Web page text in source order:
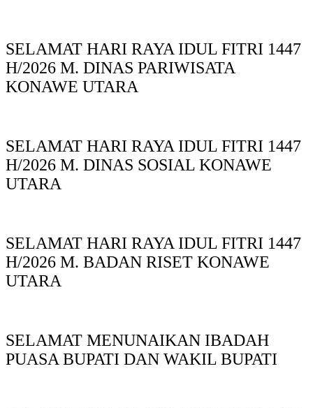
SELAMAT HARI RAYA IDUL FITRI 1447
H/2026 M. DINAS PARIWISATA
KONAWE UTARA
SELAMAT HARI RAYA IDUL FITRI 1447
H/2026 M. DINAS SOSIAL KONAWE
UTARA
SELAMAT HARI RAYA IDUL FITRI 1447
H/2026 M. BADAN RISET KONAWE
UTARA
SELAMAT MENUNAIKAN IBADAH
PUASA BUPATI DAN WAKIL BUPATI